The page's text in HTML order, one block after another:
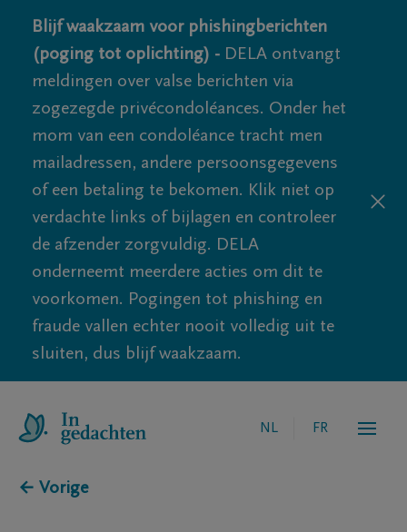
Blijf waakzaam voor phishingberichten
(poging tot oplichting) - DELA ontvangt
meldingen over valse berichten via
zogezegde privécondoléances. Onder het
mom van een condoléance tracht men
mailadressen, andere persoonsgegevens
of een betaling te bekomen. Klik niet op
verdachte links of bijlagen en controleer
de afzender zorgvuldig. DELA
onderneemt meerdere acties om dit te
voorkomen. Pogingen tot phishing en
fraude vallen echter nooit volledig uit te
sluiten, dus blijf waakzaam.
NL FR
← Vorige